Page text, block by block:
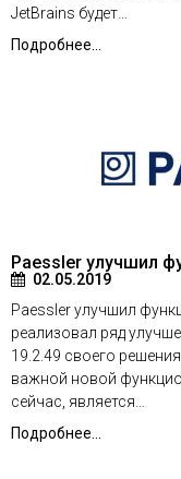
JetBrains будет…
Подробнее...
Paessler улучшил
02.05.2019
Paessler улучшил
реализовал ряд
19.2.49 своего
важной новой
сейчас, является…
Подробнее...